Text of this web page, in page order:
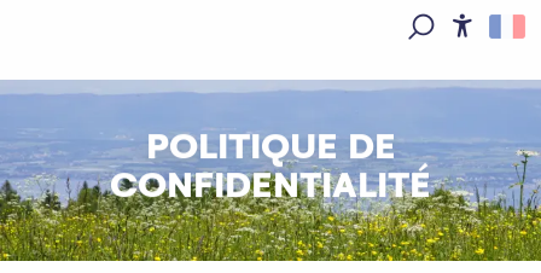
principal
POLITIQUE DE
CONFIDENTIALITÉ